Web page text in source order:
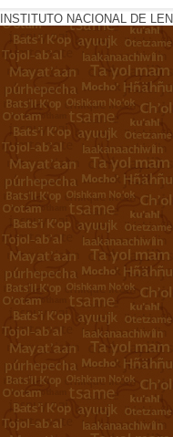
INSTITUTO NACIONAL DE